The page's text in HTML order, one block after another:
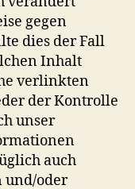
gegen
dies der Fall
Inhalt
verlinkten
der Kontrolle
unser
auch
und/oder